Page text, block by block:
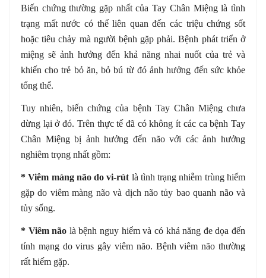
Biến chứng thường gặp nhất của Tay Chân Miệng là tình
trạng mất nước có thể liên quan đến các triệu chứng sốt
hoặc tiêu chảy mà người bệnh gặp phải. Bệnh phát triển ở
miệng sẽ ảnh hưởng đến khả năng nhai nuốt của trẻ và
khiến cho trẻ bỏ ăn, bỏ bú từ đó ảnh hưởng đến sức khỏe
tổng thể.
Tuy nhiên, biến chứng của bệnh Tay Chân Miệng chưa
dừng lại ở đó. Trên thực tế đã có không ít các ca bệnh Tay
Chân Miệng bị ảnh hưởng đến não với các ảnh hưởng
nghiêm trọng nhất gồm:
* Viêm màng não do vi-rút là tình trạng nhiễm trùng hiếm
gặp do viêm màng não và dịch não tủy bao quanh não và
tủy sống.
* Viêm não là bệnh nguy hiểm và có khả năng đe dọa đến
tính mạng do virus gây viêm não. Bệnh viêm não thường
rất hiếm gặp.